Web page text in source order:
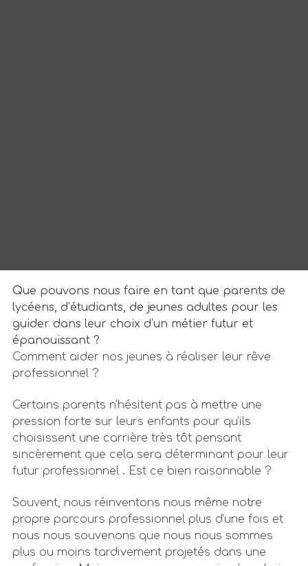
Que pouvons nous faire en tant que parents de
lycéens, d’étudiants, de jeunes adultes pour les
guider dans leur choix d’un métier futur et
épanouissant ?
Comment aider nos jeunes à réaliser leur rêve
professionnel ?
Certains parents n’hésitent pas à mettre une
pression forte sur leurs enfants pour qu’ils
choisissent une carrière très tôt pensant
sincèrement que cela sera déterminant pour leur
futur professionnel . Est ce bien raisonnable ?
Souvent, nous réinventons nous même notre
propre parcours professionnel plus d’une fois et
nous nous souvenons que nous nous sommes
plus ou moins tardivement projetés dans une